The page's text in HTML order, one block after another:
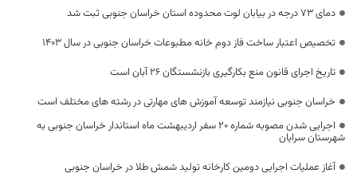
دمای ۷۳ درجه‌ در بیابان لوت محدوده استان خراسان جنوبی ثبت شد
تخصیص اعتبار ساخت فاز دوم خانه مطبوعات خراسان جنوبی در سال ۱۴۰۳
تاریخ اجرای قانون منع بکارگیری بازنشستگان ۲۶ آبان است
خراسان جنوبی نیازمند توسعه آموزش های مهارتی در رشته های مختلف است
اجرایی شدن مصوبه شماره 20 سفر اردیبهشت ماه استاندار خراسان جنوبی به
شهرستان سرایان
آغاز عملیات اجرایی دومین کارخانه تولید شمش طلا در خراسان جنوبی